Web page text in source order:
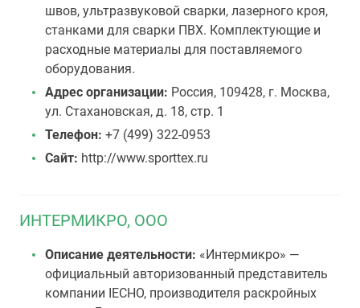
швов, ультразвуковой сварки, лазерного кроя,
станками для сварки ПВХ. Комплектующие и
расходные материалы для поставляемого
оборудования.
Адрес организации: Россия, 109428, г. Москва,
ул. Стахановская, д. 18, стр. 1
Телефон: +7 (499) 322-0953
Сайт: http://www.sporttex.ru
ИНТЕРМИКРО, ООО
Описание деятельности: «Интермикро» —
официальный авторизованный представитель
компании IECHO, производителя раскройных